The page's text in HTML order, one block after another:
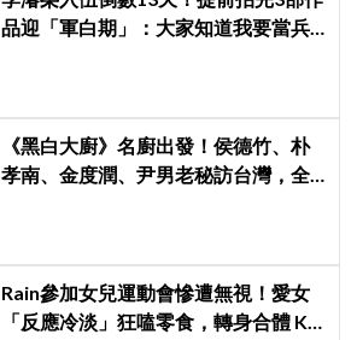
品迎「軍白期」：大家知道我要當兵
《黑白大廚》名廚出發！侯德竹、朴
孝南、金度潤、尹男老秘訪台灣，全
Rain參加女兒運動會慘遭無視！愛女
「反應冷淡」狂嗑零食，轉身合體 KAI